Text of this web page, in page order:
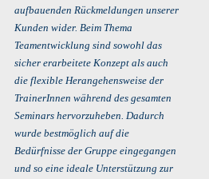
aufbauenden Rückmeldungen unserer
Kunden wider. Beim Thema
Teamentwicklung sind sowohl das
sicher erarbeitete Konzept als auch
die flexible Herangehensweise der
TrainerInnen während des gesamten
Seminars hervorzuheben. Dadurch
wurde bestmöglich auf die
Bedürfnisse der Gruppe eingegangen
und so eine ideale Unterstützung zur